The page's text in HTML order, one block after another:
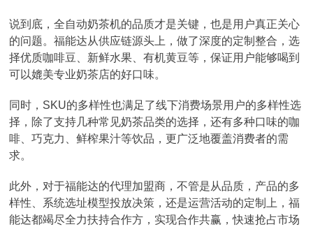
说到底，全自动奶茶机的品质才是关键，也是用户真正关心
的问题。福能达从供应链源头上，做了深度的定制整合，选
择优质咖啡豆、新鲜水果、有机黄豆等，保证用户能够喝到
可以媲美专业奶茶店的好口味。
同时，SKU的多样性也满足了线下消费场景用户的多样性选
择，除了支持几种常见奶茶品类的选择，还有多种口味的咖
啡、巧克力、鲜榨果汁等饮品，更广泛地覆盖消费者的需
求。
此外，对于福能达的代理加盟商，不管是从品质，产品的多
样性、系统选址模型投放决策，还是运营活动的定制上，福
能达都竭尽全力扶持合作方，实现合作共赢，快速抢占市场